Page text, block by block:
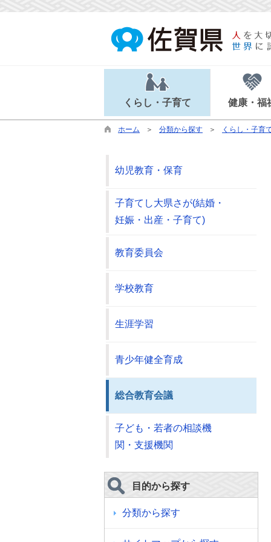
くらし・子育て 健康・福
ホーム 分類から探す くらし・子育
幼児教育・保育
子育てし大県さが(結婚・
妊娠・出産・子育て)
教育委員会
学校教育
生涯学習
青少年健全育成
総合教育会議
子ども・若者の相談機
関・支援機関
目的から探す
分類から探す